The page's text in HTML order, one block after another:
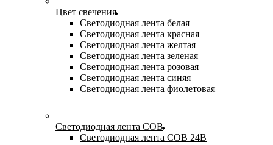
Цвет свечения
Светодиодная лента белая
Светодиодная лента красная
Светодиодная лента желтая
Светодиодная лента зеленая
Светодиодная лента розовая
Светодиодная лента синяя
Светодиодная лента фиолетовая
Светодиодная лента COB
Светодиодная лента COB 24В